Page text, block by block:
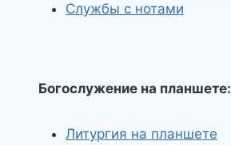
Службы с нотами
Богослужение на планшете:
Литургия на планшете